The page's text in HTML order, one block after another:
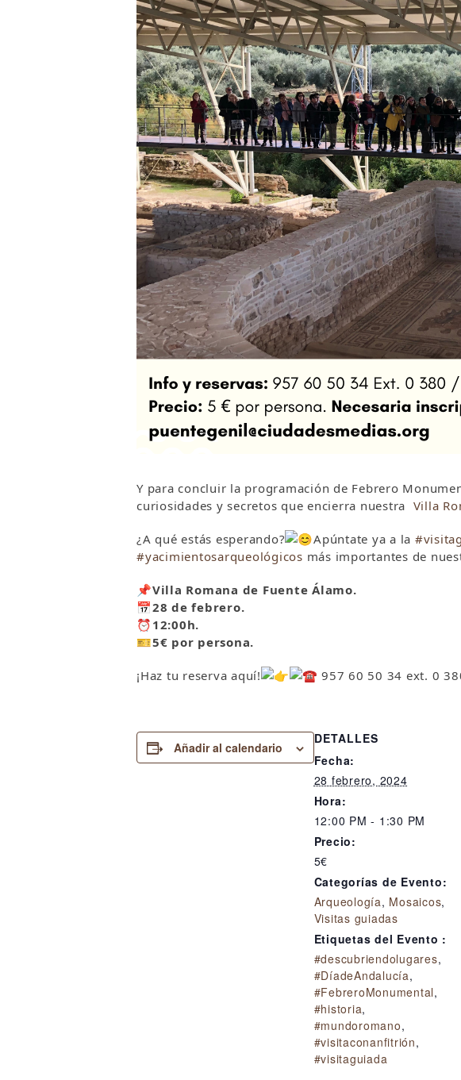
Y para concluir la programación de Febrero
curiosidades y secretos que encierra nuestra Villa
¿A qué estás esperando? Apúntate ya a la
#yacimientosarqueológicos más importantes de
📌Villa Romana de Fuente Álamo.
📅28 de febrero.
⏰ 12:00h.
🎫5€ por persona.
¡Haz tu reserva aquí! 957 60 50 34 ext. 0
Añadir al calendario
DETALLES
Fecha:
28 febrero, 2024
Hora:
12:00 PM - 1:30 PM
Precio:
5€
Categorías de Evento:
Arqueología, Mosaicos,
Visitas guiadas
Etiquetas del Evento :
#descubriendolugares,
#DíadeAndalucía,
#FebreroMonumental,
#historia,
#mundoromano,
#visitaconanfitrión,
#visitaguiada